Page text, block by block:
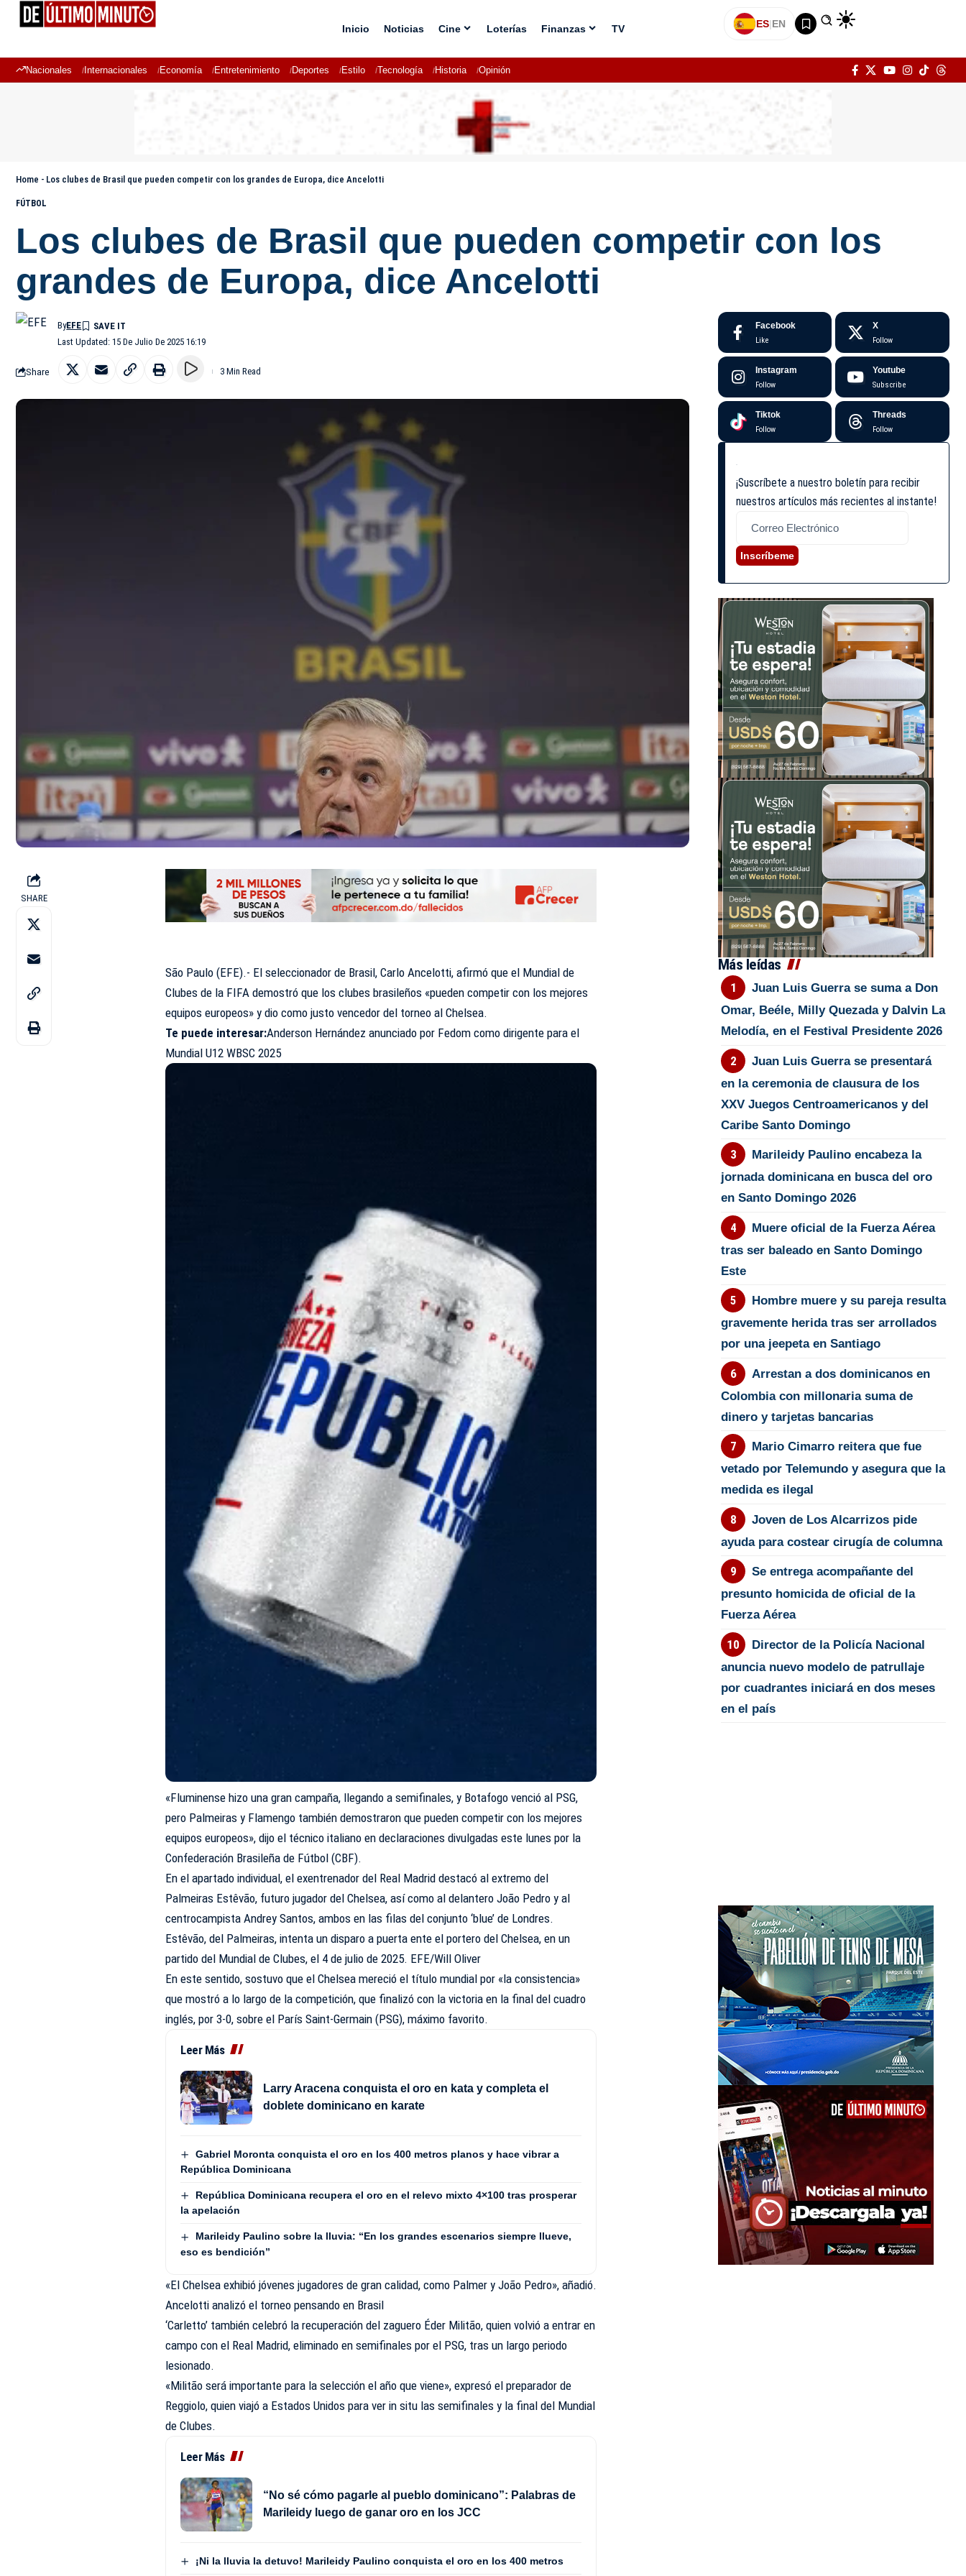
Inicio Noticias Cine Loterías Finanzas TV ES|EN
Nacionales Internacionales Economía Entretenimiento Deportes Estilo Tecnología Historia Opinión
Home - Los clubes de Brasil que pueden competir con los grandes de Europa, dice Ancelotti
FÚTBOL
Los clubes de Brasil que pueden competir con los
grandes de Europa, dice Ancelotti
Last Updated: 15 De Julio De 2025 16:19
ByEFE
Share 3 Min Read
SHARE
São Paulo (EFE).- El seleccionador de Brasil, Carlo Ancelotti, afirmó que el Mundial de
Clubes de la FIFA demostró que los clubes brasileños «pueden competir con los mejores
equipos europeos» y dio como justo vencedor del torneo al Chelsea.
Te puede interesar:Anderson Hernández anunciado por Fedom como dirigente para el
Mundial U12 WBSC 2025
«Fluminense hizo una gran campaña, llegando a semifinales, y Botafogo venció al PSG,
pero Palmeiras y Flamengo también demostraron que pueden competir con los mejores
equipos europeos», dijo el técnico italiano en declaraciones divulgadas este lunes por la
Confederación Brasileña de Fútbol (CBF).
En el apartado individual, el exentrenador del Real Madrid destacó al extremo del
Palmeiras Estêvão, futuro jugador del Chelsea, así como al delantero João Pedro y al
centrocampista Andrey Santos, ambos en las filas del conjunto ‘blue’ de Londres.
Estêvão, del Palmeiras, intenta un disparo a puerta ente el portero del Chelsea, en un
partido del Mundial de Clubes, el 4 de julio de 2025. EFE/Will Oliver
En este sentido, sostuvo que el Chelsea mereció el título mundial por «la consistencia»
que mostró a lo largo de la competición, que finalizó con la victoria en la final del cuadro
inglés, por 3-0, sobre el París Saint-Germain (PSG), máximo favorito.
Leer Más
Larry Aracena conquista el oro en kata y completa el
doblete dominicano en karate
Gabriel Moronta conquista el oro en los 400 metros planos y hace vibrar a
República Dominicana
República Dominicana recupera el oro en el relevo mixto 4×100 tras prosperar
la apelación
Marileidy Paulino sobre la lluvia: “En los grandes escenarios siempre llueve,
eso es bendición”
«El Chelsea exhibió jóvenes jugadores de gran calidad, como Palmer y João Pedro», añadió.
Ancelotti analizó el torneo pensando en Brasil
‘Carletto’ también celebró la recuperación del zaguero Éder Militão, quien volvió a entrar en
campo con el Real Madrid, eliminado en semifinales por el PSG, tras un largo periodo
lesionado.
«Militão será importante para la selección el año que viene», expresó el preparador de
Reggiolo, quien viajó a Estados Unidos para ver in situ las semifinales y la final del Mundial
de Clubes.
Leer Más
“No sé cómo pagarle al pueblo dominicano”: Palabras de
Marileidy luego de ganar oro en los JCC
¡Ni la lluvia la detuvo! Marileidy Paulino conquista el oro en los 400 metros
Facebook
Like
X
Follow
Instagram
Follow
Youtube
Subscribe
Tiktok
Follow
Threads
Follow
¡Suscríbete a nuestro boletín para recibir
nuestros artículos más recientes al instante!
Inscríbeme
Más leídas
Juan Luis Guerra se suma a Don
Omar, Beéle, Milly Quezada y Dalvin La
Melodía, en el Festival Presidente 2026
Juan Luis Guerra se presentará
en la ceremonia de clausura de los
XXV Juegos Centroamericanos y del
Caribe Santo Domingo
Marileidy Paulino encabeza la
jornada dominicana en busca del oro
en Santo Domingo 2026
Muere oficial de la Fuerza Aérea
tras ser baleado en Santo Domingo
Este
Hombre muere y su pareja resulta
gravemente herida tras ser arrollados
por una jeepeta en Santiago
Arrestan a dos dominicanos en
Colombia con millonaria suma de
dinero y tarjetas bancarias
Mario Cimarro reitera que fue
vetado por Telemundo y asegura que la
medida es ilegal
Joven de Los Alcarrizos pide
ayuda para costear cirugía de columna
Se entrega acompañante del
presunto homicida de oficial de la
Fuerza Aérea
Director de la Policía Nacional
anuncia nuevo modelo de patrullaje
por cuadrantes iniciará en dos meses
en el país